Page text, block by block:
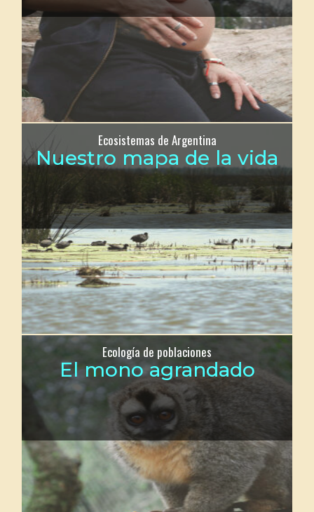
Ecosistemas de Argentina
Nuestro mapa de la vida
Ecología de poblaciones
El mono agrandado